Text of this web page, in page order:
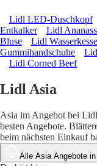
Lidl LED-Duschkopf
Entkalker
Lidl
Bluse
Lidl
Gummihandschuhe
Lidl Corned Beef
Lidl Asia
Asia im Angebot bei
besten Angebote.
beim nächsten Einkauf
Alle Asia Angebote